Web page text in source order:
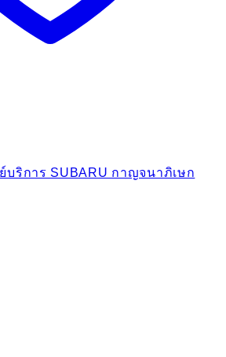
บริการ SUBARU กาญจนาภิเษก